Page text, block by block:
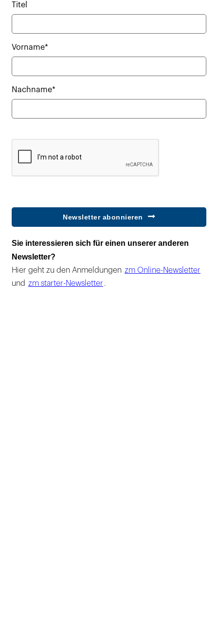
Titel
Vorname*
Nachname*
Newsletter abonnieren
Sie interessieren sich für einen unserer anderen
Newsletter?
Hier geht zu den Anmeldungen zm Online-Newsletter
und zm starter-Newsletter .